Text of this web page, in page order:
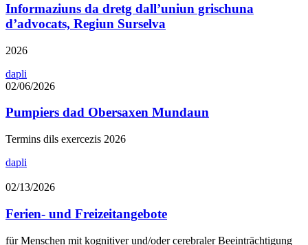
Informaziuns da dretg dall’uniun grischuna
d’advocats, Regiun Surselva
2026
dapli
02/06/2026
Pumpiers dad Obersaxen Mundaun
Termins dils exercezis 2026
dapli
02/13/2026
Ferien- und Freizeitangebote
für Menschen mit kognitiver und/oder cerebraler Beeinträchtigung